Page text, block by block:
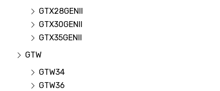
GTX28GENII
GTX30GENII
GTX35GENII
GTW
GTW34
GTW36